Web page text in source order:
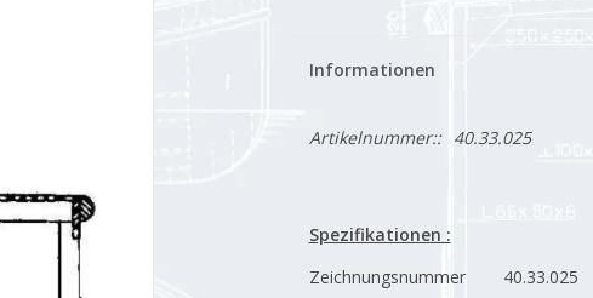
Informationen
Artikelnummer:: 40.33.025
Spezifikationen :
Zeichnungsnummer
40.33.025